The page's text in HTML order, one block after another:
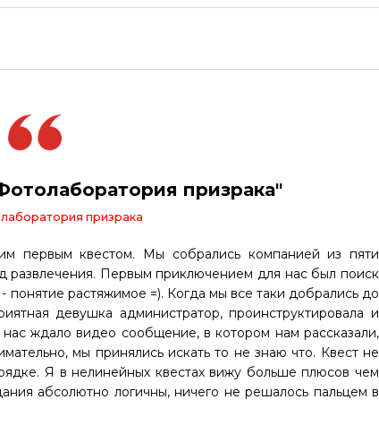
призрака"
призрака
первым квестом. Мы собрались компанией из пяти
Первым приключением для нас был поиск
понятие растяжимое =). Когда мы все таки добрались до
девушка администратор, проинструктировала и
ждало видео сообщение, в котором нам рассказали,
мы принялись искать то не знаю что. Квест не
Я в нелинейных квестах вижу больше плюсов чем
абсолютно логичны, ничего не решалось пальцем в